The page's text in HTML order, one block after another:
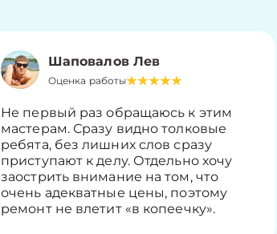
Шаповалов Лев
Оценка работы
Не первый раз обращаюсь к этим
мастерам. Сразу видно толковые
ребята, без лишних слов сразу
приступают к делу. Отдельно хочу
заострить внимание на том, что
очень адекватные цены, поэтому
ремонт не влетит «в копеечку».